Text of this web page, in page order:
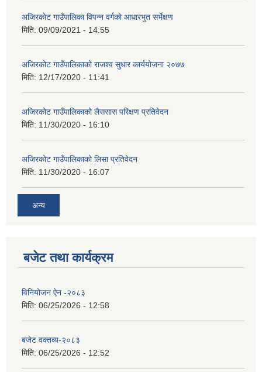
अजिरकाेट गाउँपालिका विपन्न वर्गकाे आधारभुत सर्भेक्षण
मिति: 09/09/2021 - 14:55
अजिरकोट गाउँपालिकाको राजश्व सुधार कार्ययोजना २०७७
मिति: 12/17/2020 - 11:41
अजिरकोट गाउँपालिकाको लैससास परिक्षण प्रतिवेदन
मिति: 11/30/2020 - 16:10
अजिरकोट गाउँपालिकाको लिसा प्रतिवेदन
मिति: 11/30/2020 - 16:07
अन्य
बजेट तथा कार्यक्रम
विनियोजन ऐन -२०८३
मिति: 06/25/2026 - 12:58
बजेट वक्तव्य-२०८३
मिति: 06/25/2026 - 12:52